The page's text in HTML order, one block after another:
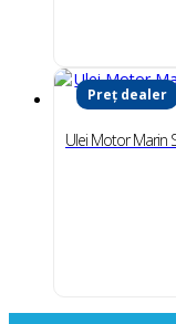
Preț dealer
Ulei Motor Marin